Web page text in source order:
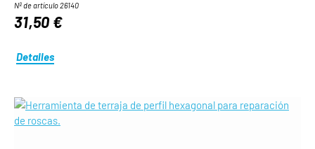
Nº de artículo 26140
31,50 €
Detalles